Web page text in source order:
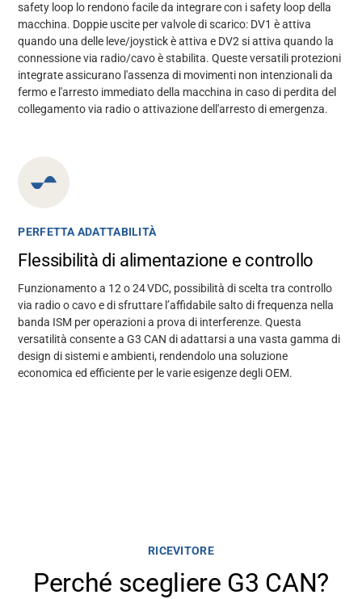
safety loop lo rendono facile da integrare con i safety loop della
macchina. Doppie uscite per valvole di scarico: DV1 è attiva
quando una delle leve/joystick è attiva e DV2 si attiva quando la
connessione via radio/cavo è stabilita. Queste versatili protezioni
integrate assicurano l'assenza di movimenti non intenzionali da
fermo e l'arresto immediato della macchina in caso di perdita del
collegamento via radio o attivazione dell'arresto di emergenza.
PERFETTA ADATTABILITÀ
Flessibilità di alimentazione e controllo
Funzionamento a 12 o 24 VDC, possibilità di scelta tra controllo
via radio o cavo e di sfruttare l’affidabile salto di frequenza nella
banda ISM per operazioni a prova di interferenze. Questa
versatilità consente a G3 CAN di adattarsi a una vasta gamma di
design di sistemi e ambienti, rendendolo una soluzione
economica ed efficiente per le varie esigenze degli OEM.
RICEVITORE
Perché scegliere G3 CAN?